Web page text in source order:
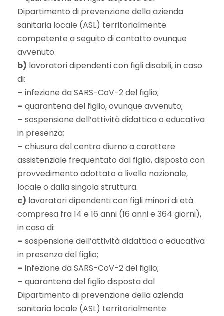
Dipartimento di prevenzione della azienda
sanitaria locale (ASL) territorialmente
competente a seguito di contatto ovunque
avvenuto.
b) lavoratori dipendenti con figli disabili, in caso
di:
– infezione da SARS-CoV-2 del figlio;
– quarantena del figlio, ovunque avvenuto;
– sospensione dell’attività didattica o educativa
in presenza;
– chiusura del centro diurno a carattere
assistenziale frequentato dal figlio, disposta con
provvedimento adottato a livello nazionale,
locale o dalla singola struttura.
c) lavoratori dipendenti con figli minori di età
compresa fra 14 e 16 anni (16 anni e 364 giorni),
in caso di:
– sospensione dell’attività didattica o educativa
in presenza del figlio;
– infezione da SARS-CoV-2 del figlio;
– quarantena del figlio disposta dal
Dipartimento di prevenzione della azienda
sanitaria locale (ASL) territorialmente